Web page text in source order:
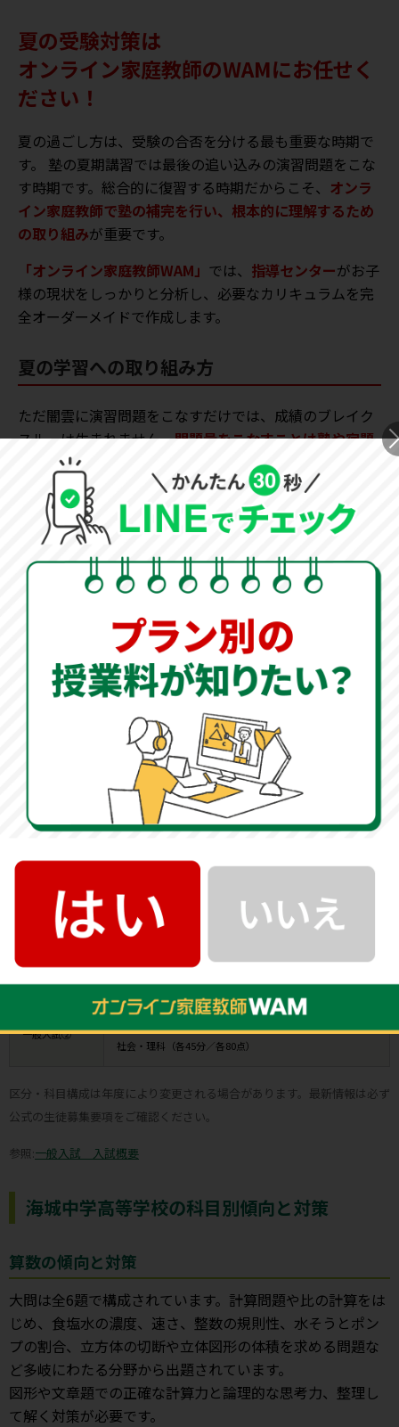
夏の受験対策は
オンライン家庭教師のWAMにお任せく
ださい！
夏の過ごし方は、受験の合否を分ける最も重要な時期で
す。 塾の夏期講習では最後の追い込みの演習問題をこな
す時期です。総合的に復習する時期だからこそ、 オンラ
イン家庭教師で塾の補完を行い、根本的に理解するため
の取り組みが重要です。
「オンライン家庭教師WAM」 では、 指導センターがお子
様の現状をしっかりと分析し、必要なカリキュラムを完
全オーダーメイドで作成します。
夏の学習への取り組み方
ただ闇雲に演習問題をこなすだけでは、成績のブレイク
スルーは生まれません。問題量をこなすことは塾や宿題
に任せ、オンライン家庭教師のWAMでは「根本的にどの
ように解けばいいのか」という本質を指導します。
解き方のアプローチを知るだけで、今後の成績は大きく
変わってきます。
オンライン家庭教師
500円 キャンペーン実施中
海城中学高等学校の入試情報
科目別配点・試験時間
一般入試①
国語・算数（各50分／各120点）
社会・理科（各45分／各80点）
一般入試②
社会・理科（各45分／各80点）
区分・科目構成は年度により変更される場合があります。最新情報は必ず
公式の生徒募集要項をご確認ください。
参照:一般入試 入試概要
海城中学高等学校の科目別傾向と対策
算数の傾向と対策
大問は全6題で構成されています。計算問題や比の計算をは
じめ、食塩水の濃度、速さ、整数の規則性、水そうとポン
プの割合、立方体の切断や立体図形の体積を求める問題な
ど多岐にわたる分野から出題されています。
図形や文章題での正確な計算力と論理的な思考力、整理し
て解く対策が必要です。